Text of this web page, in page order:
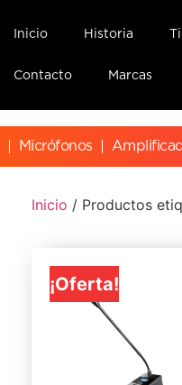
Inicio Historia
Contacto Marcas
Micrófonos
Inicio / Productos
¡Oferta!